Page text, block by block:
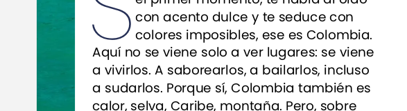
con acento dulce y te seduce con
colores imposibles, ese es Colombia.
Aquí no se viene solo a ver lugares: se viene
a vivirlos. A saborearlos, a bailarlos, incluso
a sudarlos. Porque sí, Colombia también es
calor, selva, Caribe, montaña. Pero, sobre